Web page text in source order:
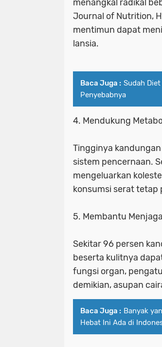
menangkal radikal
Journal of Nutrition,
mentimun dapat
lansia.
Baca Juga : Sudah
Penyebabnya
4. Mendukung
Tingginya
sistem pencernaan.
mengeluarkan
konsumsi serat tetap
5. Membantu
Sekitar 96 persen
beserta kulitnya
fungsi organ,
demikian, asupan
Baca Juga : Banyak
Hebat Ini Ada di